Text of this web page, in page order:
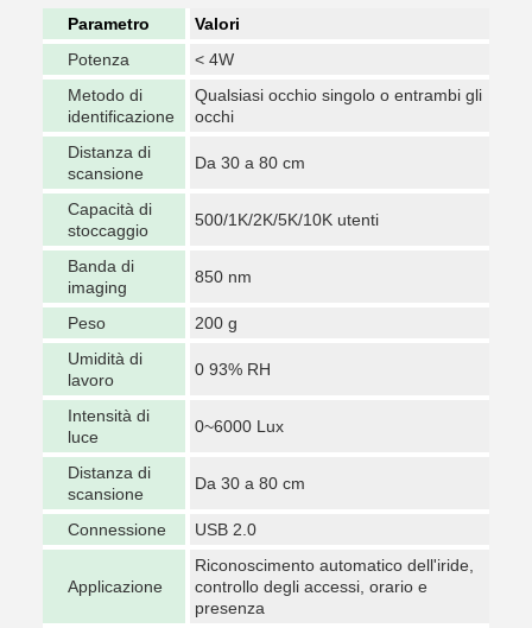
Parametro
Valori
Potenza
< 4W
Metodo di
identificazione
Qualsiasi occhio singolo o entrambi gli
occhi
Distanza di
scansione
Da 30 a 80 cm
Capacità di
stoccaggio
500/1K/2K/5K/10K utenti
Banda di
imaging
850 nm
Peso
200 g
Umidità di
lavoro
0 93% RH
Intensità di
luce
0~6000 Lux
Distanza di
scansione
Da 30 a 80 cm
Connessione USB 2.0
Applicazione
Riconoscimento automatico dell'iride,
controllo degli accessi, orario e
presenza